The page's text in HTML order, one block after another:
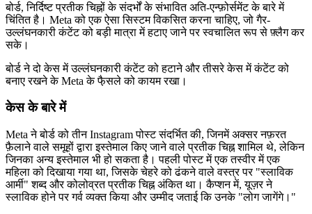
बोर्ड, निर्दिष्ट प्रतीक चिह्नों के संदर्भों के संभावित अति-एन्फ़ोर्समेंट के बारे में
चिंतित है। Meta को एक ऐसा सिस्टम विकसित करना चाहिए, जो गैर-
उल्लंघनकारी कंटेंट को बड़ी मात्रा में हटाए जाने पर स्वचालित रूप से फ़्लैग कर
सके।
बोर्ड ने दो केस में उल्लंघनकारी कंटेंट को हटाने और तीसरे केस में कंटेंट को
बनाए रखने के Meta के फै़सले को कायम रखा।
केस के बारे में
Meta ने बोर्ड को तीन Instagram पोस्ट संदर्भित की, जिनमें अक्सर नफ़रत
फ़ैलाने वाले समूहों द्वारा इस्तेमाल किए जाने वाले प्रतीक चिह्न शामिल थे, लेकिन
जिनका अन्य इस्तेमाल भी हो सकता है। पहली पोस्ट में एक तस्वीर में एक
महिला को दिखाया गया था, जिसके चेहरे को ढंकने वाले वस्त्र पर "स्लाविक
आर्मी" शब्द और कोलोव्रत प्रतीक चिह्न अंकित था। कैप्शन में, यूज़र ने
स्लाविक होने पर गर्व व्यक्त किया और उम्मीद जताई कि उनके "लोग जागेंगे।"